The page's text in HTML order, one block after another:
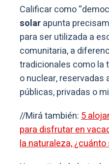
Calificar como
solarapunta
para ser utilizada a
comunitaria, a
tradicionales como la
o nuclear, reservadas
públicas, privadas o
//Mirá también:5
para disfrutar en
la naturaleza, ¿cuánto